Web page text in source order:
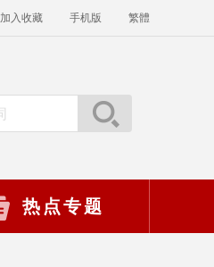
加入收藏 手机版 繁體
热点专题